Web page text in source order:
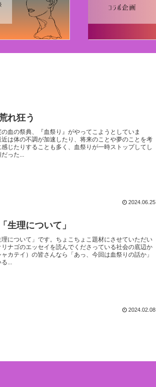
れ狂う
血の祭典、『血祭り』がやってこようとしていま
は体の不調が加速したり、将来のことや夢のことを考
じたりすることも多く、血祭りが一時ストップしてし
った...
2024.06.25
生理について」
について」です。ちょこちょこ題材にさせていただい
ナゴのエッセイを読んでくださっている社会の底辺か
カテイ）の皆さんなら「あっ、今回は血祭りの話か」
...
2024.02.08